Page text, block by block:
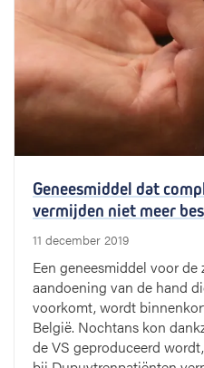
Geneesmiddel dat
vermijden niet meer
11 december 2019
Een geneesmiddel voor
aandoening van de hand
voorkomt, wordt
België. Nochtans kon
de VS geproduceerd